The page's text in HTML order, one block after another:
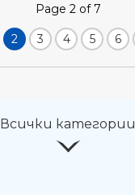
Page 2 of 7
2 3 4 5 6
Всички категории